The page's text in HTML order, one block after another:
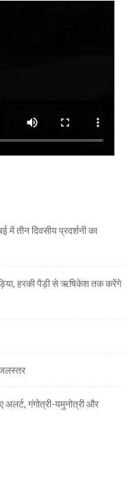
में तीन दिवसीय प्रदर्शनी का
हरकी पैड़ी से ऋषिकेश तक करेंगे
जलस्तर
अलर्ट, गंगोत्री-यमुनोत्री और